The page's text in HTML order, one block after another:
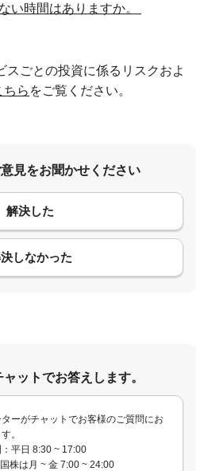
い時間はありますか。
スごとの投資に係るリスクおよ
ちら をご覧ください。
見をお聞かせください
解決した
しなかった
コメント
ットでお答えします。
ーがチャットでお客様のご質問にお
。
平日 8:30 ~ 17:00
株は月 ~ 金 7:00 ~ 24:00